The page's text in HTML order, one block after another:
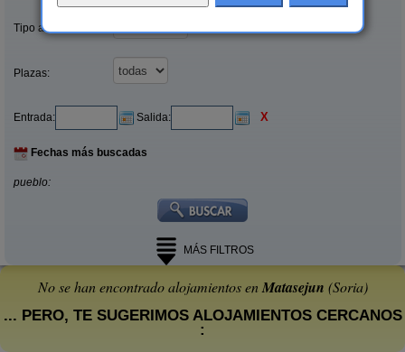
Tipo alquiler:
Plazas:
Entrada: Salida: X
Fechas más buscadas
pueblo:
MÁS FILTROS
No se han encontrado alojamientos enMatasejun (Soria)
... PERO, TE SUGERIMOS ALOJAMIENTOS CERCANOS
: